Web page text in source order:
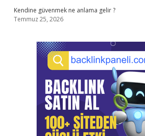
Kendine güvenmek ne anlama gelir ?
Temmuz 25, 2026